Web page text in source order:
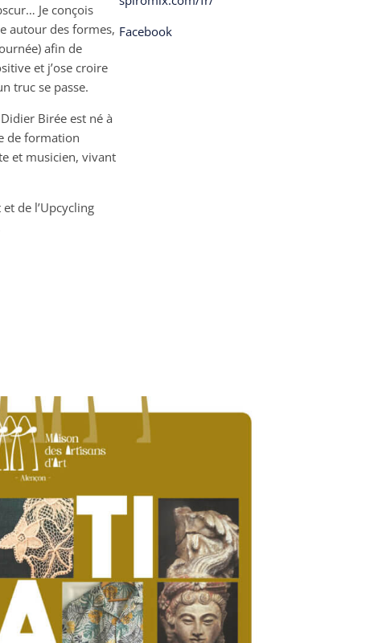
Je conçois
autour des formes,
afin de
et j’ose croire
truc se passe.
Birée est né à
de formation
et musicien, vivant
de l’Upcycling
Facebook